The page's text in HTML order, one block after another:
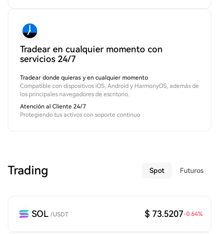
Tradear en cualquier momento con
servicios 24/7
Tradear donde quieras y en cualquier momento
Compatible con dispositivos iOS, Android y HarmonyOS, además de
los principales navegadores de escritorio.
Atención al Cliente 24/7
Protegiendo tus activos con soporte continuo
Trading Spot Futuros
SOL /USDT $ 73.5207-0.64%